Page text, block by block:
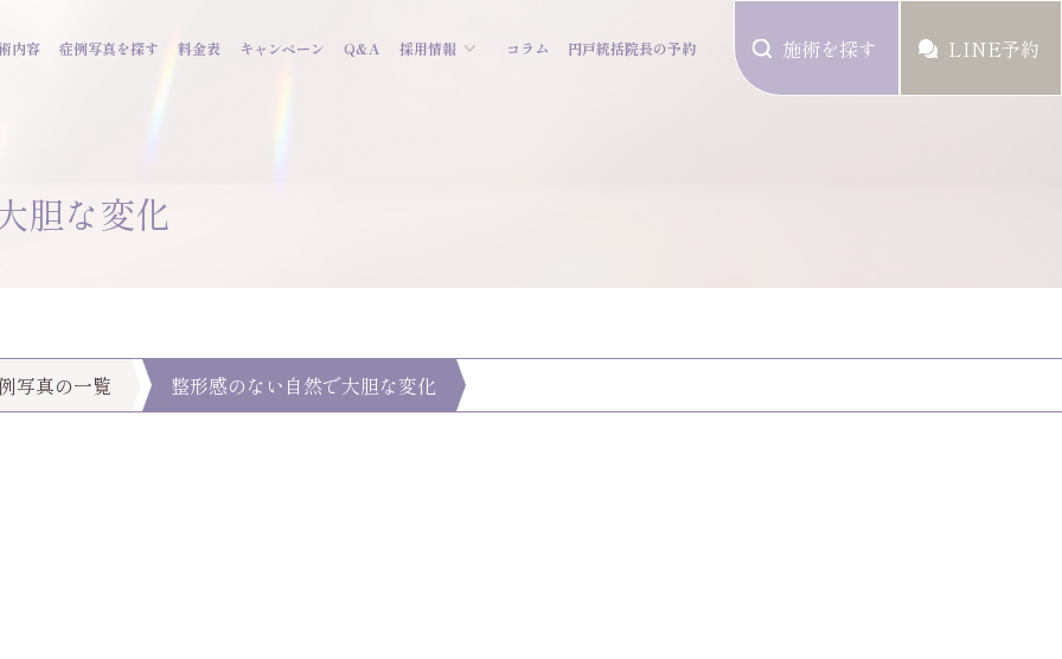
内容 症例写真を探す 料金表 キャンペーン Q&A 採用情報 コラム 円戸統括院長の予約 施術を探す LINE予約
胆な変化
写真の一覧 整形感のない自然で大胆な変化